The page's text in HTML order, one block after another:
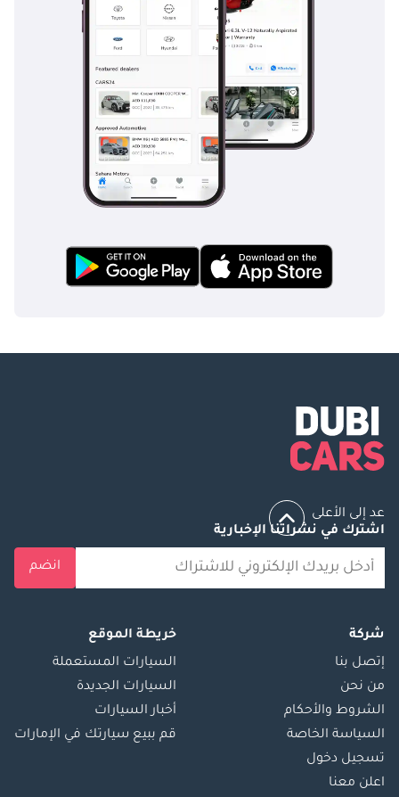
عد إلى الأعلى
اشترك في نشراتنا الإخبارية
انضم
شركة
إتصل بنا
من نحن
الشروط والأحكام
السياسة الخاصة
تسجيل دخول
اعلن معنا
خريطة الموقع
السيارات المستعملة
السيارات الجديدة
أخبار السيارات
قم ببيع سيارتك في الإمارات